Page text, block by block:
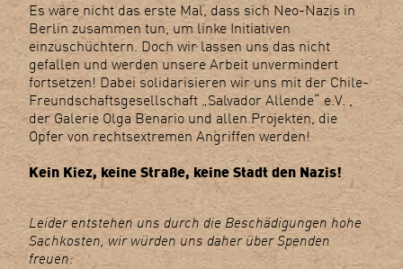
Es wäre nicht das erste Mal, dass sich Neo-Nazis in
Berlin zusammen tun, um linke Initiativen
einzuschüchtern. Doch wir lassen uns das nicht
gefallen und werden unsere Arbeit unvermindert
fortsetzen! Dabei solidarisieren wir uns mit der Chile-
Freundschaftsgesellschaft „Salvador Allende“ e.V. ,
der Galerie Olga Benario und allen Projekten, die
Opfer von rechtsextremen Angriffen werden!
Kein Kiez, keine Straße, keine Stadt den Nazis!
Leider entstehen uns durch die Beschädigungen hohe
Sachkosten, wir würden uns daher über Spenden
freuen: